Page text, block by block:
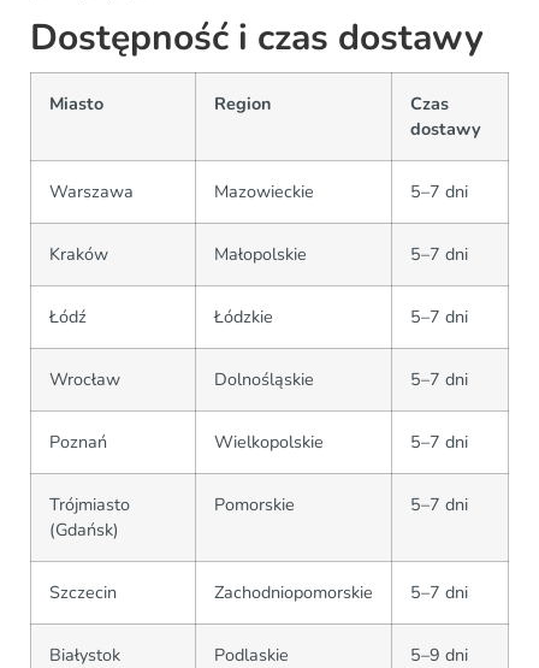
Dostępność i czas dostawy
Miasto Region
Czas
dostawy
Warszawa Mazowieckie 5–7 dni
Kraków Małopolskie 5–7 dni
Łódź Łódzkie 5–7 dni
Wrocław Dolnośląskie 5–7 dni
Poznań Wielkopolskie 5–7 dni
Trójmiasto
(Gdańsk)
Pomorskie 5–7 dni
Szczecin Zachodniopomorskie 5–7 dni
Białystok Podlaskie 5–9 dni